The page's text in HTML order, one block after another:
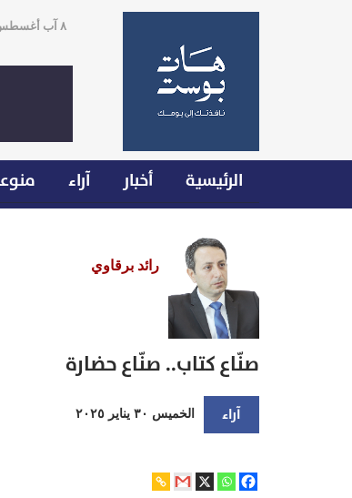
٨ آب أغسطس ٢٠٢٦ ١٨:١٤
الرئيسية أخبار آراء
رائد برقاوي
صنّاع كتاب.. صنّاع حضارة
آراء الخميس ٣٠ يناير ٢٠٢٥